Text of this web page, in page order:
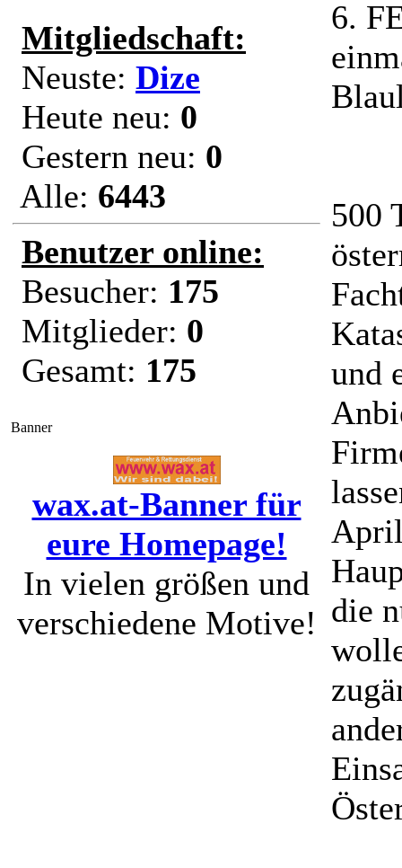
Mitgliedschaft:
Neuste: Dize
Heute neu: 0
Gestern neu: 0
Alle: 6443
Benutzer online:
Besucher: 175
Mitglieder: 0
Gesamt: 175
Banner
wax.at-Banner für
eure Homepage!
In vielen größen und
verschiedene Motive!
6.
500
und
die